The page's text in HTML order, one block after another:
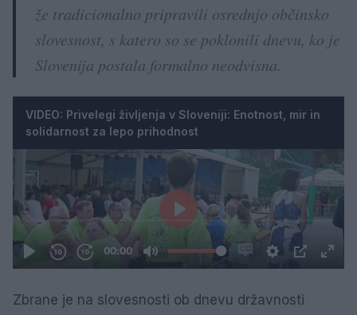
že tradicionalno pripravili osrednjo občinsko
slovesnost, s katero so se poklonili dnevu, ko je
Slovenija postala formalno neodvisna.
VIDEO: Privelegi življenja v Sloveniji: Enotnost, mir in
solidarnost za lepo prihodnost
Zbrane je na slovesnosti ob dnevu državnosti